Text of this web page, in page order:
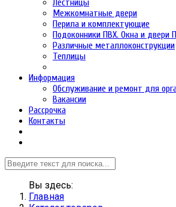
Лестницы
Межкомнатные двери
Перила и комплектующие
Подоконники ПВХ. Окна и двери
Различные металлоконструкции
Теплицы
Информация
Обслуживание и ремонт для
Вакансии
Рассрочка
Контакты
Вы здесь:
Главная